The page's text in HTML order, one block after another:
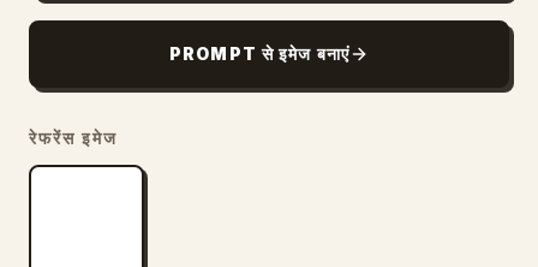
PROMPT से इमेज बनाएं
रेफरेंस इमेज